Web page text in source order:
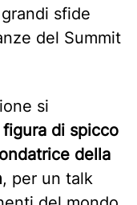
sfide
del Summit
si
figura di spicco
della
, per un talk